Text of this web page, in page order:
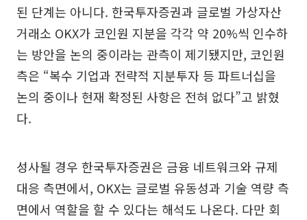
된 단계는 아니다. 한국투자증권과 글로벌 가상자산
거래소 OKX가 코인원 지분을 각각 약 20%씩 인수하
는 방안을 논의 중이라는 관측이 제기됐지만, 코인원
측은 “복수 기업과 전략적 지분투자 등 파트너십을
논의 중이나 현재 확정된 사항은 전혀 없다”고 밝혔
다.
성사될 경우 한국투자증권은 금융 네트워크와 규제
대응 측면에서, OKX는 글로벌 유동성과 기술 역량 측
면에서 역할을 할 수 있다는 해석도 나온다. 다만 회